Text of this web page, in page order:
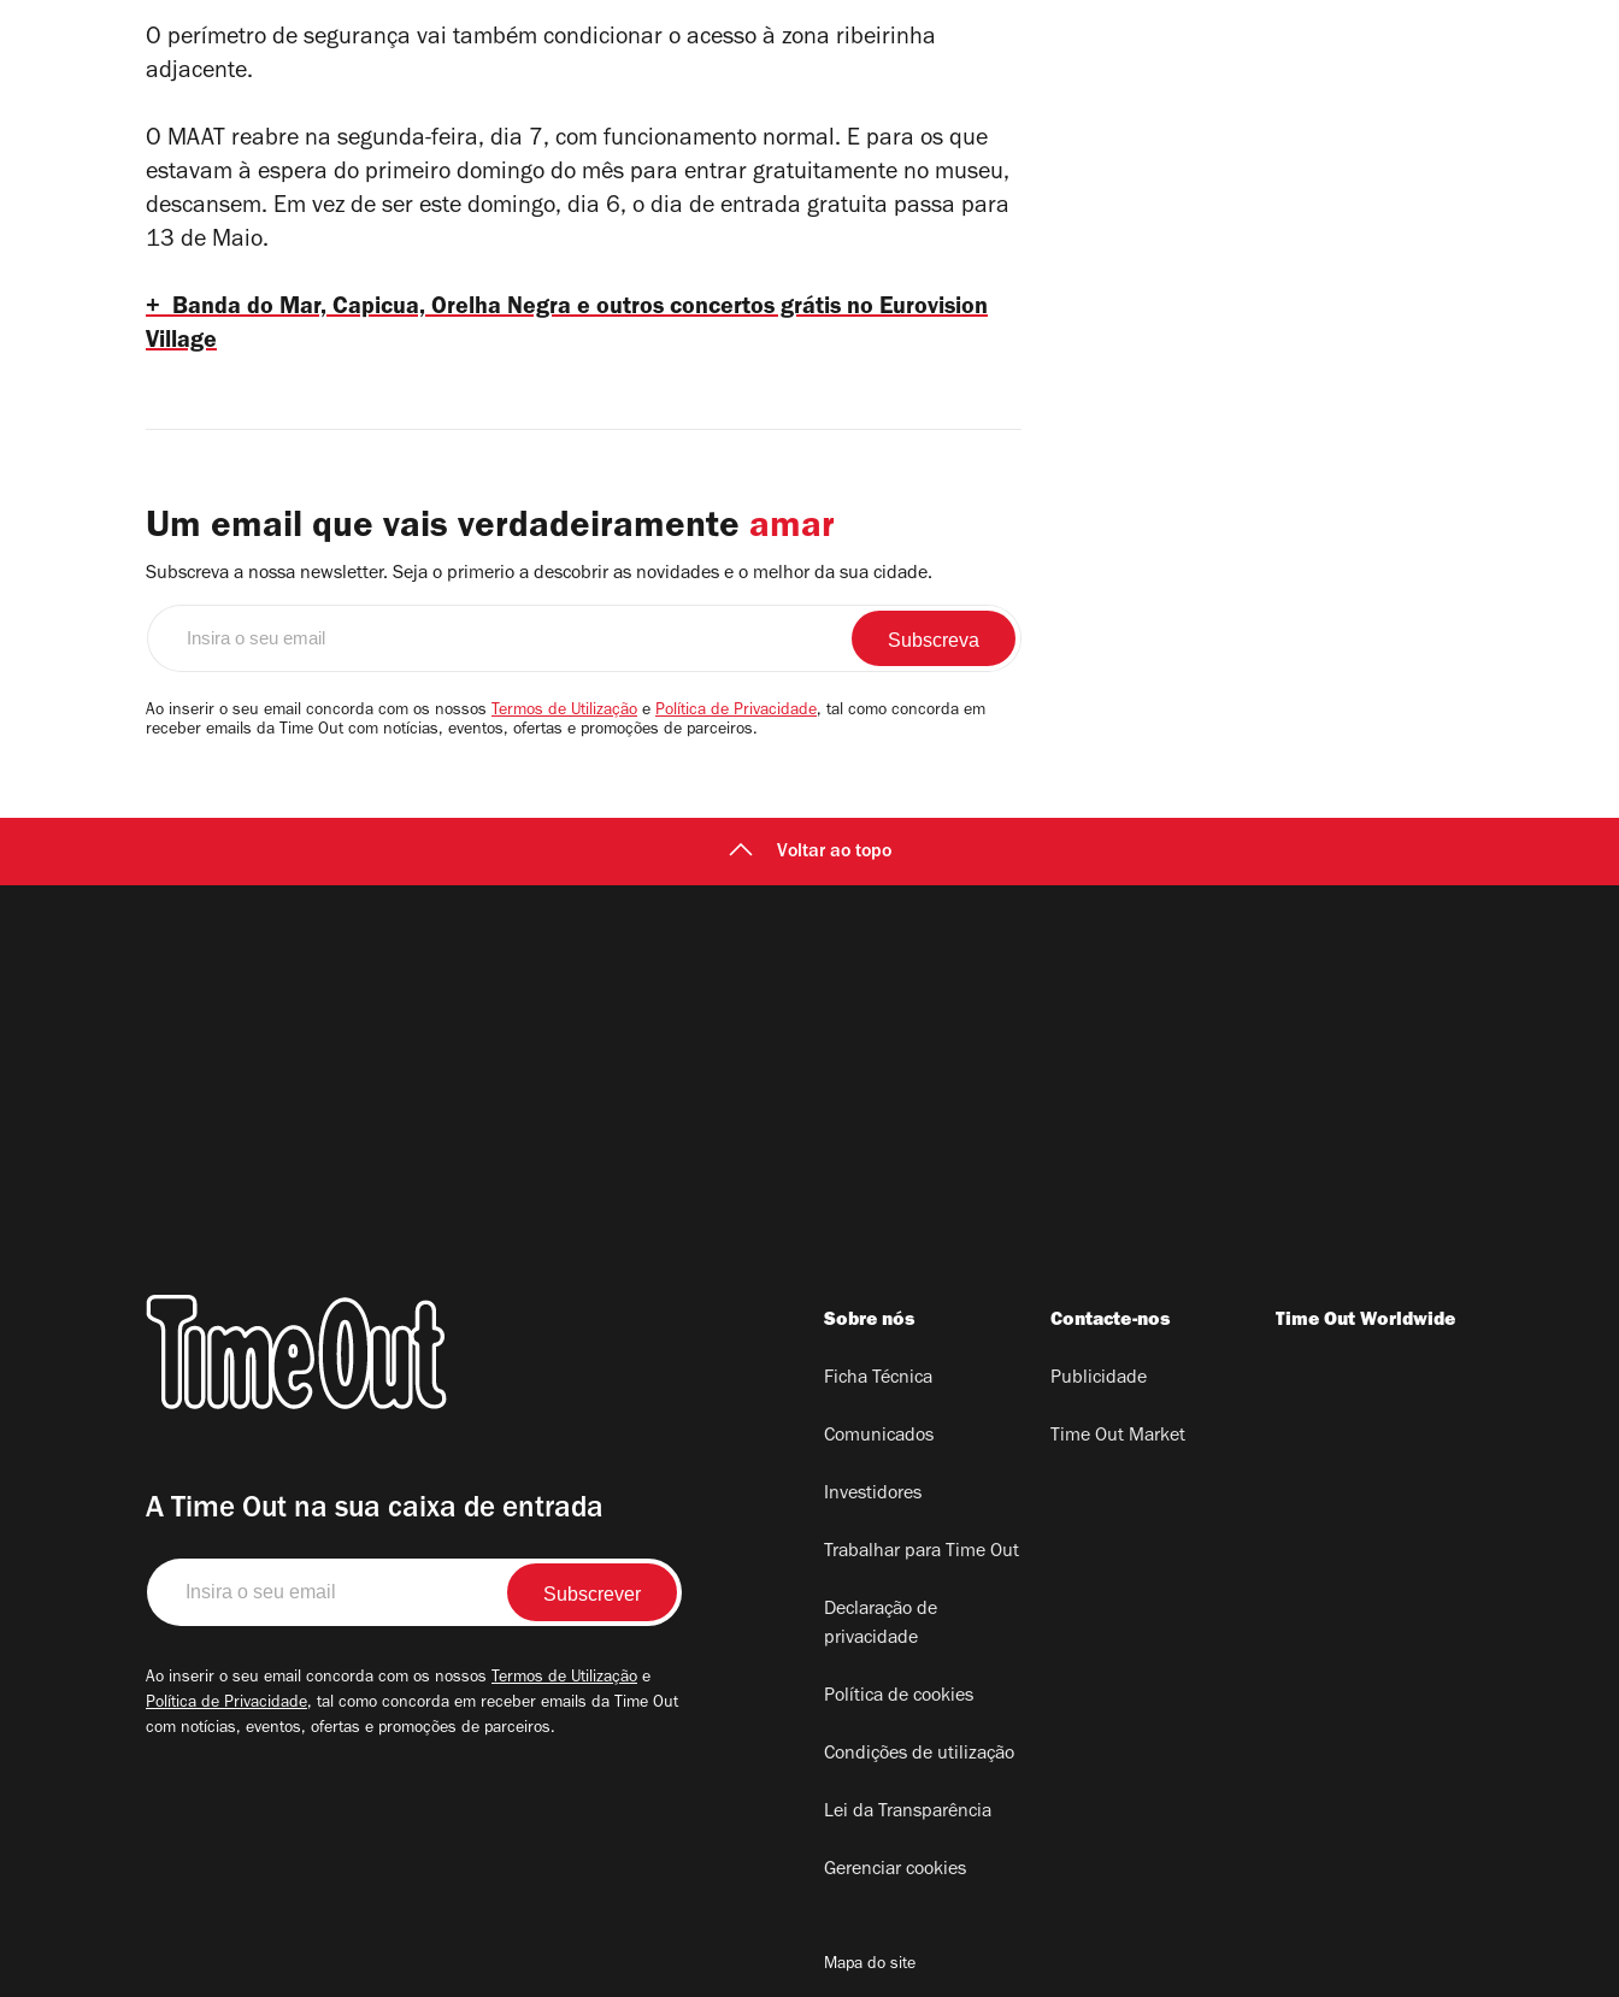
O perímetro de segurança vai também condicionar o acesso à zona ribeirinha
adjacente.
O MAAT reabre na segunda-feira, dia 7, com funcionamento normal. E para os que
estavam à espera do primeiro domingo do mês para entrar gratuitamente no museu,
descansem. Em vez de ser este domingo, dia 6, o dia de entrada gratuita passa para
13 de Maio.
+ Banda do Mar, Capicua, Orelha Negra e outros concertos grátis no Eurovision
Village
Um email que vais verdadeiramente amar
Subscreva a nossa newsletter. Seja o primerio a descobrir as novidades e o melhor da sua cidade.
email
Ao inserir o seu email concorda com os nossos Termos de Utilização e Política de Privacidade, tal como concorda em
receber emails da Time Out com notícias, eventos, ofertas e promoções de parceiros.
Voltar ao topo
A Time Out na sua caixa de entrada
Insira
o
seu
Ao inserir o seu email concorda com os nossos Termos de Utilização e
Política de Privacidade, tal como concorda em receber emails da Time Out
com notícias, eventos, ofertas e promoções de parceiros.
Sobre nós
Ficha Técnica
Comunicados
Investidores
Trabalhar para Time Out
Declaração de
privacidade
Política de cookies
Condições de utilização
Lei da Transparência
Gerenciar cookies
Contacte-nos
Publicidade
Time Out Market
Time Out Worldwide
Mapa do site